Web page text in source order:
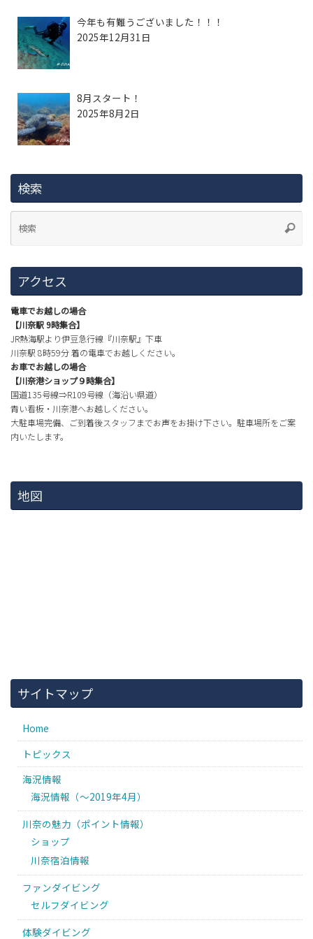
今年も有難うございました！！！
2025年12月31日
8月スタート！
2025年8月2日
検索
アクセス
電車でお越しの場合
【川奈駅 9時集合】
JR熱海駅より伊豆急行線『川奈駅』下車
川奈駅 8時59分 着の電車でお越しください。
お車でお越しの場合
【川奈港ショップ９時集合】
国道135号線⇒R109号線（海沿い県道）
青い看板・川奈港へお越しください。
大駐車場完備、ご到着後スタッフまでお声をお掛け下さい。駐車場所をご案
内いたします。
地図
サイトマップ
Home
トピックス
海況情報
海況情報（〜2019年4月）
川奈の魅力（ポイント情報）
ショップ
川奈宿泊情報
ファンダイビング
セルフダイビング
体験ダイビング